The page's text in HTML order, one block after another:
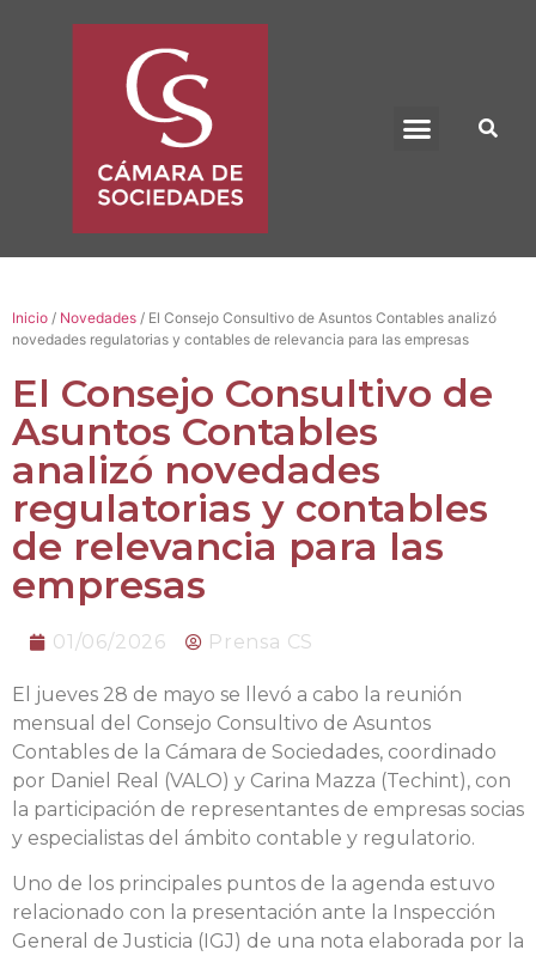
Inicio / Novedades / El Consejo Consultivo de Asuntos Contables analizó
novedades regulatorias y contables de relevancia para las empresas
El Consejo Consultivo de
Asuntos Contables
analizó novedades
regulatorias y contables
de relevancia para las
empresas
01/06/2026 Prensa CS
El jueves 28 de mayo se llevó a cabo la reunión
mensual del Consejo Consultivo de Asuntos
Contables de la Cámara de Sociedades, coordinado
por Daniel Real (VALO) y Carina Mazza (Techint), con
la participación de representantes de empresas socias
y especialistas del ámbito contable y regulatorio.
Uno de los principales puntos de la agenda estuvo
relacionado con la presentación ante la Inspección
General de Justicia (IGJ) de una nota elaborada por la